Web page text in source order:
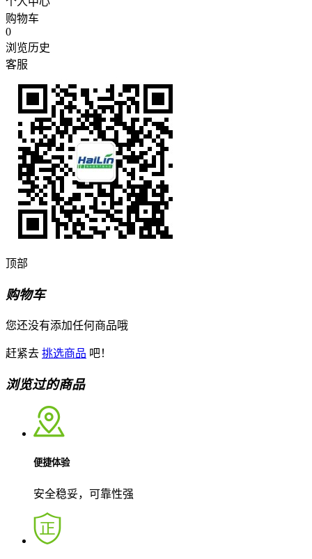
购物车
0
浏览历史
客服
顶部
购物车
您还没有添加任何商品哦
赶紧去 挑选商品 吧！
浏览过的商品
便捷体验
安全稳妥，可靠性强